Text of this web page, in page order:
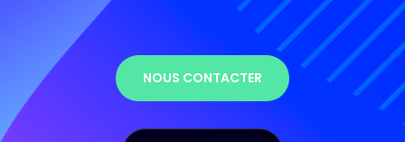
NOUS CONTACTER